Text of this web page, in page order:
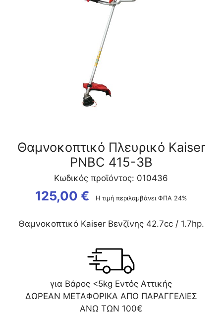
Θαμνοκοπτικό Πλευρικό Kaiser
PNBC 415-3Β
Κωδικός προϊόντος: 010436
125,00 € Η τιμή περιλαμβάνει ΦΠΑ 24%
Θαμνοκοπτικό Kaiser Bενζίνης 42.7cc / 1.7hp.
για Βάρος <5kg Εντός Αττικής
ΔΩΡΕΑΝ ΜΕΤΑΦΟΡΙΚΑ ΑΠΟ ΠΑΡΑΓΓΕΛΙΕΣ
ΑΝΩ ΤΩΝ 100€